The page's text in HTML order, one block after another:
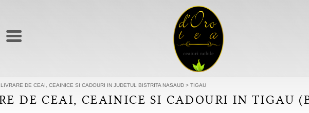
LIVRARE DE CEAI, CEAINICE SI CADOURI IN JUDETUL BISTRITA NASAUD > TIGAU
DE CEAI, CEAINICE SI CADOURI IN TIGAU